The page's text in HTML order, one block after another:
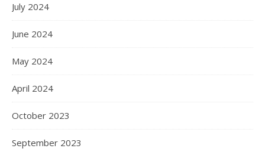
July 2024
June 2024
May 2024
April 2024
October 2023
September 2023